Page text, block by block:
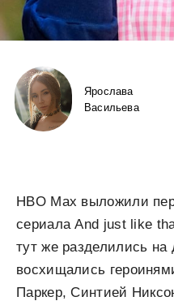
Ярослава
Васильева
HBO Max выложили
сериала And just like
тут же разделились на
восхищались
Паркер, Синтией